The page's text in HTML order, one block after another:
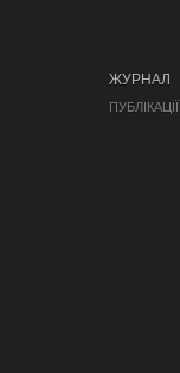
ЖУРНАЛ
ПУБЛІКАЦІЇ